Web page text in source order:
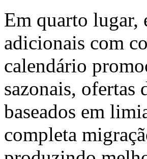
Em quarto lugar,
adicionais com
calendário
sazonais, ofertas
baseados em
completa